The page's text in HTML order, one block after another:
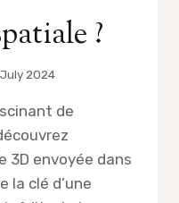
?
2024
de
3D envoyée dans
la clé d’une